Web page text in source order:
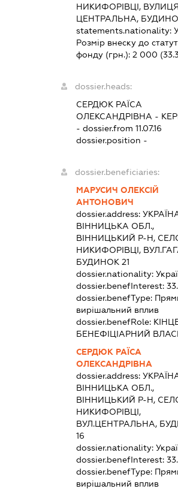
НИКИФОРІВЦІ, ВУЛИЦЯ
ЦЕНТРАЛЬНА,
statements.nationality:
Розмір внеску до
фонду (грн.): 2 000
dossier.heads:
СЕРДЮК РАЇСА
ОЛЕКСАНДРІВНА -
- dossier.from 11.07.16
dossier.position -
dossier.beneficiaries:
МАРУСИЧ ОЛЕКСІЙ
АНТОНОВИЧ
dossier.address:
ВІННИЦЬКА ОБЛ.,
ВІННИЦЬКИЙ Р-Н,
НИКИФОРІВЦІ,
БУДИНОК 21
dossier.nationality:
dossier.benefInterest:
dossier.benefType:
вирішальний вплив
dossier.benefRole:
БЕНЕФІЦІАРНИЙ
СЕРДЮК РАЇСА
ОЛЕКСАНДРІВНА
dossier.address:
ВІННИЦЬКА ОБЛ.,
ВІННИЦЬКИЙ Р-Н,
НИКИФОРІВЦІ,
ВУЛ.ЦЕНТРАЛЬНА,
16
dossier.nationality:
dossier.benefInterest:
dossier.benefType:
вирішальний вплив